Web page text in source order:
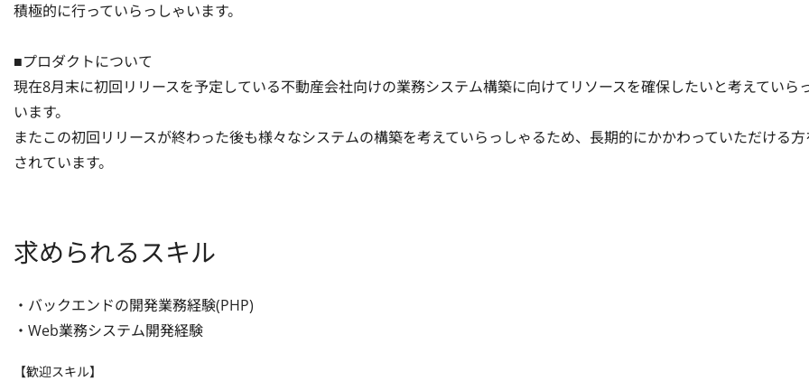
積極的に行っていらっしゃいます。
■プロダクトについて
現在8月末に初回リリースを予定している不動産会社向けの業務システム構築に向けてリソースを確保したいと考えていら
います。
またこの初回リリースが終わった後も様々なシステムの構築を考えていらっしゃるため、長期的にかかわっていただける
されています。
求められるスキル
・バックエンドの開発業務経験(PHP)
・Web業務システム開発経験
【歓迎スキル】